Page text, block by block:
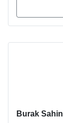
Burak Sahin